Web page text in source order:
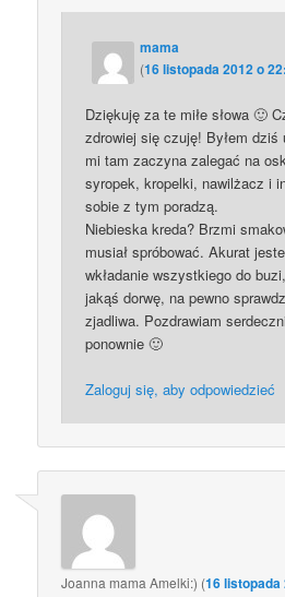
mama
(16 listopada 2012 o
Dziękuję za te miłe słowa 🙂
zdrowiej się czuję! Byłem
mi tam zaczyna zalegać na
syropek, kropelki, nawilżacz i
sobie z tym poradzą.
Niebieska kreda? Brzmi
musiał spróbować. Akurat
wkładanie wszystkiego do
jakąś dorwę, na pewno
zjadliwa. Pozdrawiam
ponownie 🙂
Zaloguj się, aby odpowiedzieć
Joanna mama Amelki:) (16 listopada